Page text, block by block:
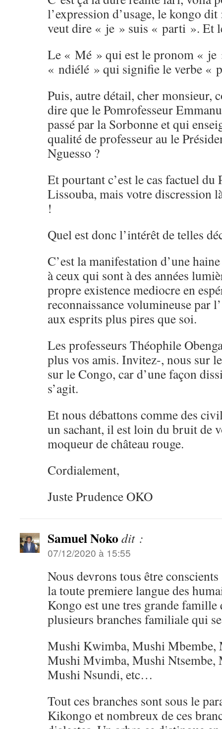
l’expression d’usage, le kongo
veut dire « je » suis « parti ». Et
Le « Mé » qui est le pronom « je
« ndiélé » qui signifie le verbe «
Puis, autre détail, cher monsieur,
dire que le Pomrofesseur
passé par la Sorbonne et qui
qualité de professeur au le
Nguesso ?
Et pourtant c’est le cas factuel du
Lissouba, mais votre discression
!
Quel est donc l’intérêt de telles
C’est la manifestation d’une
à ceux qui sont à des années
propre existence mediocre en
reconnaissance volumineuse par
aux esprits plus pires que soi.
Les professeurs Théophile
plus vos amis. Invitez-, nous sur
sur le Congo, car d’une façon
s’agit.
Et nous débattons comme des
un sachant, il est loin du bruit de
moqueur de château rouge.
Cordialement,
Juste Prudence OKO
Samuel Noko dit :
07/12/2020 à 15:55
Nous devrons tous être
la toute premiere langue des
Kongo est une tres grande famille
plusieurs branches familiale qui
Mushi Kwimba, Mushi Mbembe,
Mushi Mvimba, Mushi Ntsembe,
Mushi Nsundi, etc…
Tout ces branches sont sous le
Kikongo et nombreux de ces